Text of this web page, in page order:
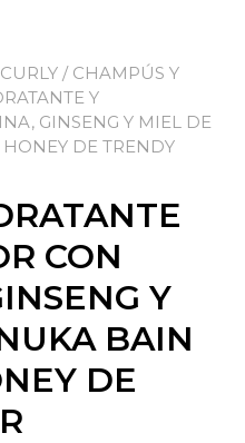
/ CHAMPÚS Y
Y
GINSENG Y MIEL DE
DE TRENDY
CON
Y
BAIN
DE